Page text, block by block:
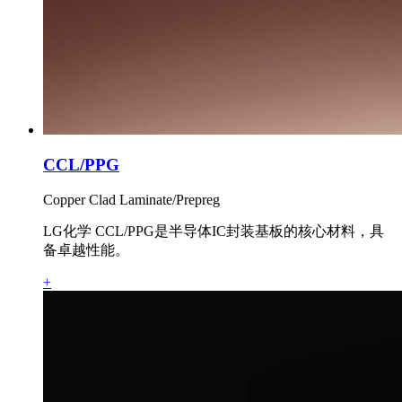
CCL/PPG
Copper Clad Laminate/Prepreg
LG化学 CCL/PPG是半导体IC封装基板的核心材料，具
备卓越性能。
+